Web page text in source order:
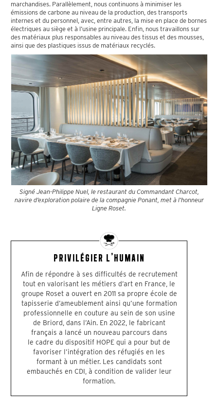
marchandises. Parallèlement, nous continuons à minimiser les
émissions de carbone au niveau de la production, des transports
internes et du personnel, avec, entre autres, la mise en place de bornes
électriques au siège et à l’usine principale. Enfin, nous travaillons sur
des matériaux plus responsables au niveau des tissus et des mousses,
ainsi que des plastiques issus de matériaux recyclés.
Signé Jean-Philippe Nuel, le restaurant du Commandant Charcot,
navire d’exploration polaire de la compagnie Ponant, met à l’honneur
Ligne Roset.
PRIVILÉGIER L’HUMAIN
Afin de répondre à ses difficultés de recrutement
tout en valorisant les métiers d’art en France, le
groupe Roset a ouvert en 2011 sa propre école de
tapisserie d’ameublement ainsi qu’une formation
professionnelle en couture au sein de son usine
de Briord, dans l’Ain. En 2022, le fabricant
français a lancé un nouveau parcours dans
le cadre du dispositif HOPE qui a pour but de
favoriser l’intégration des réfugiés en les
formant à un métier. Les candidats sont
embauchés en CDI, à condition de valider leur
formation.